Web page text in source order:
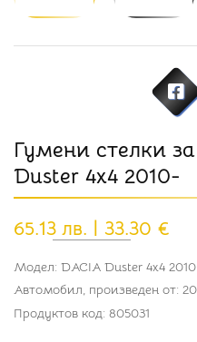
Гумени стелки
Duster 4x4 2010-
65.13 лв. | 33.30 €
Модел: DACIA Duster 4x4
Автомобил, произведен от:
Продуктов код: 805031